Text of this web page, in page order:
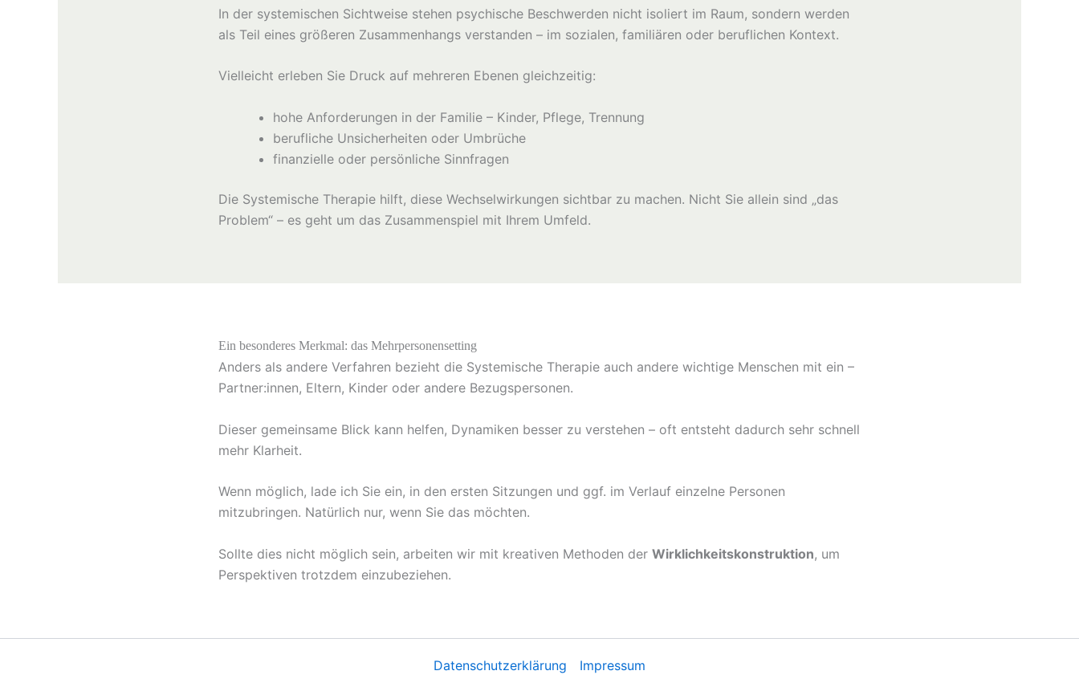
In der systemischen Sichtweise stehen psychische Beschwerden nicht isoliert im Raum, sondern werden
als Teil eines größeren Zusammenhangs verstanden – im sozialen, familiären oder beruflichen Kontext.
Vielleicht erleben Sie Druck auf mehreren Ebenen gleichzeitig:
hohe Anforderungen in der Familie – Kinder, Pflege, Trennung
berufliche Unsicherheiten oder Umbrüche
finanzielle oder persönliche Sinnfragen
Die Systemische Therapie hilft, diese Wechselwirkungen sichtbar zu machen. Nicht Sie allein sind „das
Problem“ – es geht um das Zusammenspiel mit Ihrem Umfeld.
Ein besonderes Merkmal: das Mehrpersonensetting
Anders als andere Verfahren bezieht die Systemische Therapie auch andere wichtige Menschen mit ein –
Partner:innen, Eltern, Kinder oder andere Bezugspersonen.
Dieser gemeinsame Blick kann helfen, Dynamiken besser zu verstehen – oft entsteht dadurch sehr schnell
mehr Klarheit.
Wenn möglich, lade ich Sie ein, in den ersten Sitzungen und ggf. im Verlauf einzelne Personen
mitzubringen. Natürlich nur, wenn Sie das möchten.
Sollte dies nicht möglich sein, arbeiten wir mit kreativen Methoden der Wirklichkeitskonstruktion, um
Perspektiven trotzdem einzubeziehen.
Datenschutzerklärung Impressum